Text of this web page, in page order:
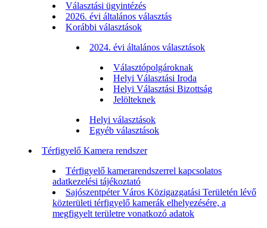
Választási ügyintézés
2026. évi általános választás
Korábbi választások
2024. évi általános választások
Választópolgároknak
Helyi Választási Iroda
Helyi Választási Bizottság
Jelölteknek
Helyi választások
Egyéb választások
Térfigyelő Kamera rendszer
Térfigyelő kamerarendszerrel kapcsolatos
adatkezelési tájékoztató
Sajószentpéter Város Közigazgatási Területén lévő
közterületi térfigyelő kamerák elhelyezésére, a
megfigyelt területre vonatkozó adatok